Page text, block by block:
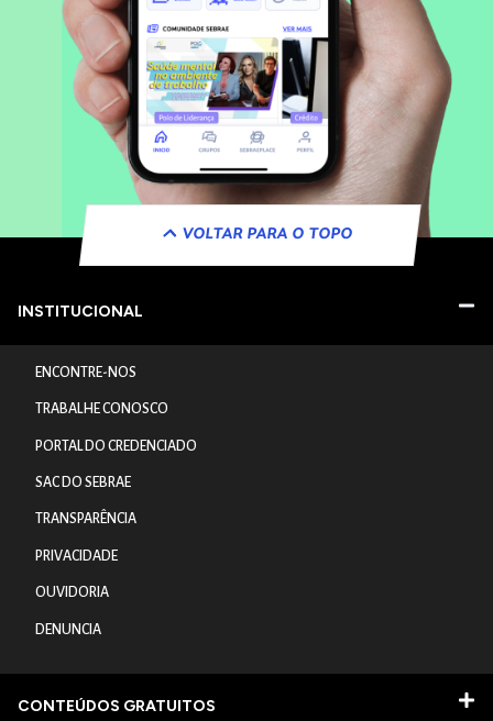
VOLTAR PARA O TOPO
INSTITUCIONAL
ENCONTRE-NOS
TRABALHE CONOSCO
PORTAL DO CREDENCIADO
SAC DO SEBRAE
TRANSPARÊNCIA
PRIVACIDADE
OUVIDORIA
DENUNCIA
CONTEÚDOS GRATUITOS